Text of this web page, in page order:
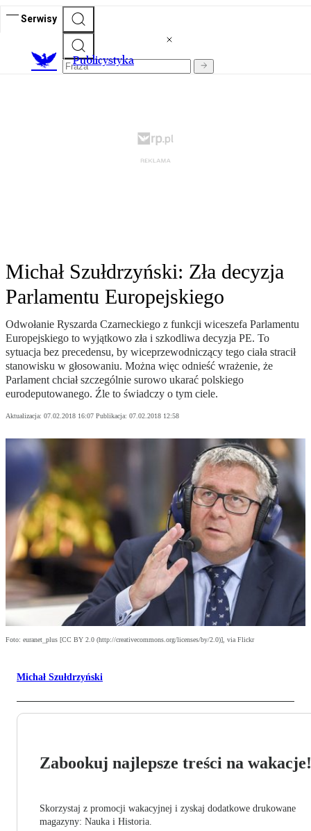
Serwisy
Publicystyka
Michał Szułdrzyński: Zła decyzja
Parlamentu Europejskiego
Odwołanie Ryszarda Czarneckiego z funkcji wiceszefa Parlamentu
Europejskiego to wyjątkowo zła i szkodliwa decyzja PE. To
sytuacja bez precedensu, by wiceprzewodniczący tego ciała stracił
stanowisku w głosowaniu. Można więc odnieść wrażenie, że
Parlament chciał szczególnie surowo ukarać polskiego
eurodeputowanego. Źle to świadczy o tym ciele.
Aktualizacja: 07.02.2018 16:07 Publikacja: 07.02.2018 12:58
Foto: euranet_plus [CC BY 2.0 (http://creativecommons.org/licenses/by/2.0)], via Flickr
Michał Szułdrzyński
Zabookuj najlepsze treści na wakacje!
Skorzystaj z promocji wakacyjnej i zyskaj dodatkowe drukowane
magazyny: Nauka i Historia.